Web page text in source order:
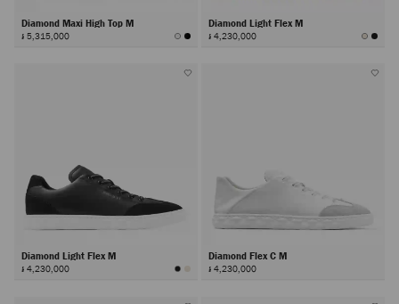
Diamond Maxi High Top M
៛ 5,315,000
Diamond Light Flex M
៛ 4,230,000
Diamond Light Flex M
៛ 4,230,000
Diamond Flex C M
៛ 4,230,000